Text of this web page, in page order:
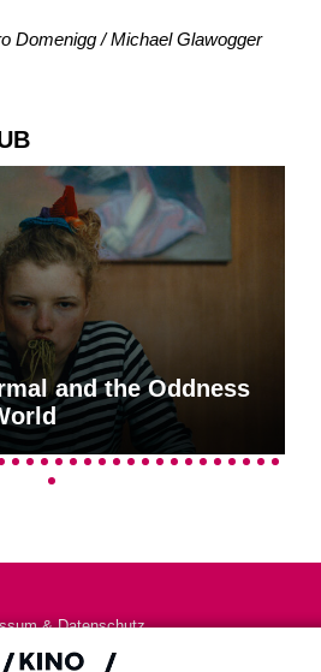
Domenigg / Michael Glawogger
and the Oddness
& Datenschutz
AGB